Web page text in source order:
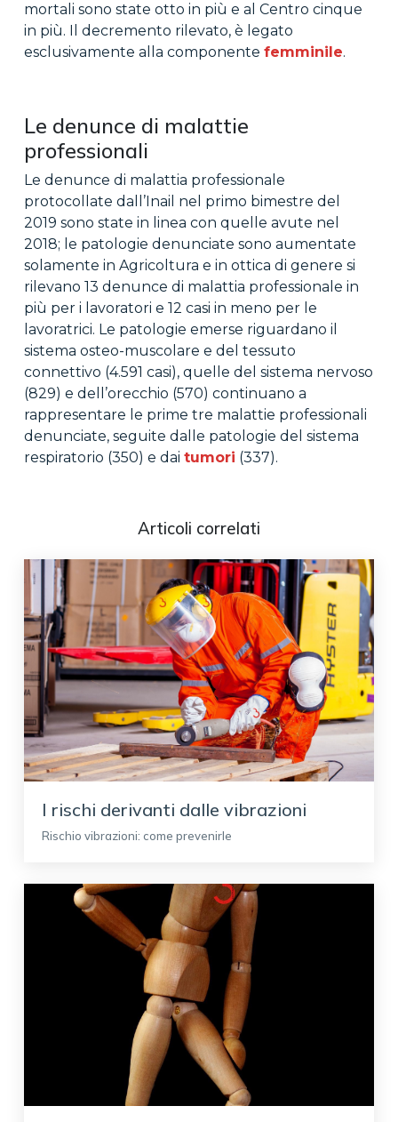
mortali sono state otto in più e al Centro cinque
in più. Il decremento rilevato, è legato
esclusivamente alla componente femminile.
Le denunce di malattie
professionali
Le denunce di malattia professionale
protocollate dall’Inail nel primo bimestre del
2019 sono state in linea con quelle avute nel
2018; le patologie denunciate sono aumentate
solamente in Agricoltura e in ottica di genere si
rilevano 13 denunce di malattia professionale in
più per i lavoratori e 12 casi in meno per le
lavoratrici. Le patologie emerse riguardano il
sistema osteo-muscolare e del tessuto
connettivo (4.591 casi), quelle del sistema nervoso
(829) e dell’orecchio (570) continuano a
rappresentare le prime tre malattie professionali
denunciate, seguite dalle patologie del sistema
respiratorio (350) e dai tumori (337).
Articoli correlati
I rischi derivanti dalle vibrazioni
Rischio vibrazioni: come prevenirle